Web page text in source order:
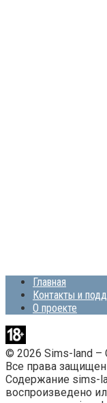
Главная
Контакты и
О проекте
© 2026 Sims-land –
Все права
Содержание sims-
воспроизведено